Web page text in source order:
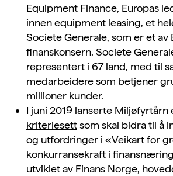
Equipment Finance, Europas
innen equipment leasing, et
Societe Generale, som er et av
finanskonsern. Societe
representert i 67 land, med til
medarbeidere som betjener
millioner kunder.
I juni 2019 lanserte Miljøfyrtårn
kriteriesettsom skal bidra til å
og utfordringer i «Veikart for
konkurransekraft i
utviklet av Finans Norge,